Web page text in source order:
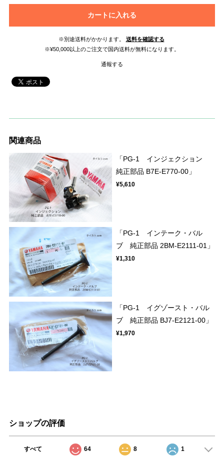
カートに入れる
※別途送料がかかります。
送料を確認する
※¥50,000以上のご注文で国内送料が無料になります。
通報する
関連商品
「PG-1 インジェクション
純正部品 B7E-E770-00」
¥5,610
「PG-1 インテーク・バル
ブ 純正部品 2BM-E2111-01」
¥1,310
「PG-1 イグゾースト・バル
ブ 純正部品 BJ7-E2121-00」
¥1,970
ショップの評価
すべて 64 8 1